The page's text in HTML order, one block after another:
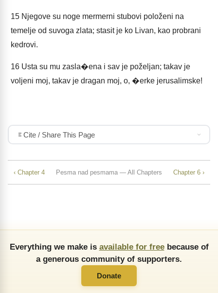
15 Njegove su noge mermerni stubovi položeni na
temelje od suvoga zlata; stasit je ko Livan, kao probrani
kedrovi.
16 Usta su mu zasla�ena i sav je poželjan; takav je
voljeni moj, takav je dragan moj, o, �erke jerusalimske!
Cite / Share This Page
‹ Chapter 4 Pesma nad pesmama — All Chapters Chapter 6 ›
Everything we make is available for freebecause of
a generous community of supporters.
Donate